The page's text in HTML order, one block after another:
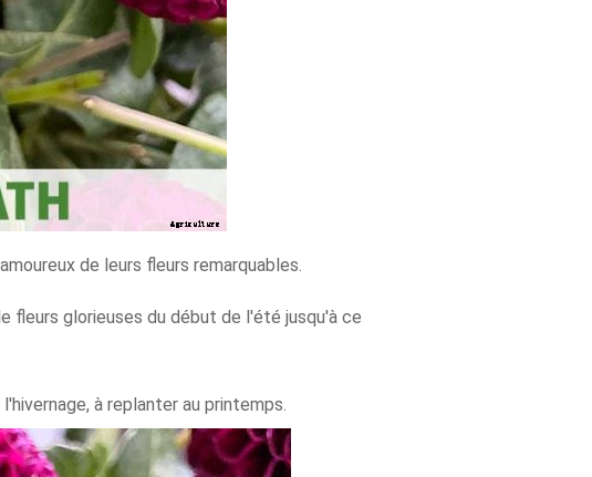
de leurs fleurs remarquables.
glorieuses du début de l'été jusqu'à ce
à replanter au printemps.